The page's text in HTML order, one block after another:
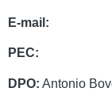
E-mail:
PEC:
DPO: Antonio